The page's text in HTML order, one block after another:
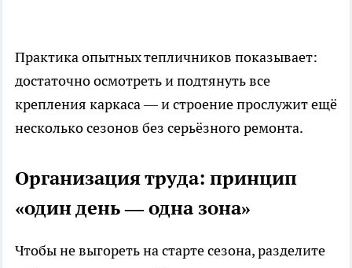
Практика опытных тепличников показывает:
достаточно осмотреть и подтянуть все
крепления каркаса — и строение прослужит ещё
несколько сезонов без серьёзного ремонта.
Организация труда: принцип
«один день — одна зона»
Чтобы не выгореть на старте сезона, разделите